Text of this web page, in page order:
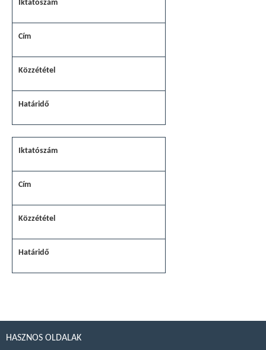
HASZNOS OLDALAK